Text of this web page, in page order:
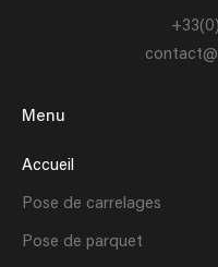
Menu
Accueil
Pose de carrelages
Pose de parquet